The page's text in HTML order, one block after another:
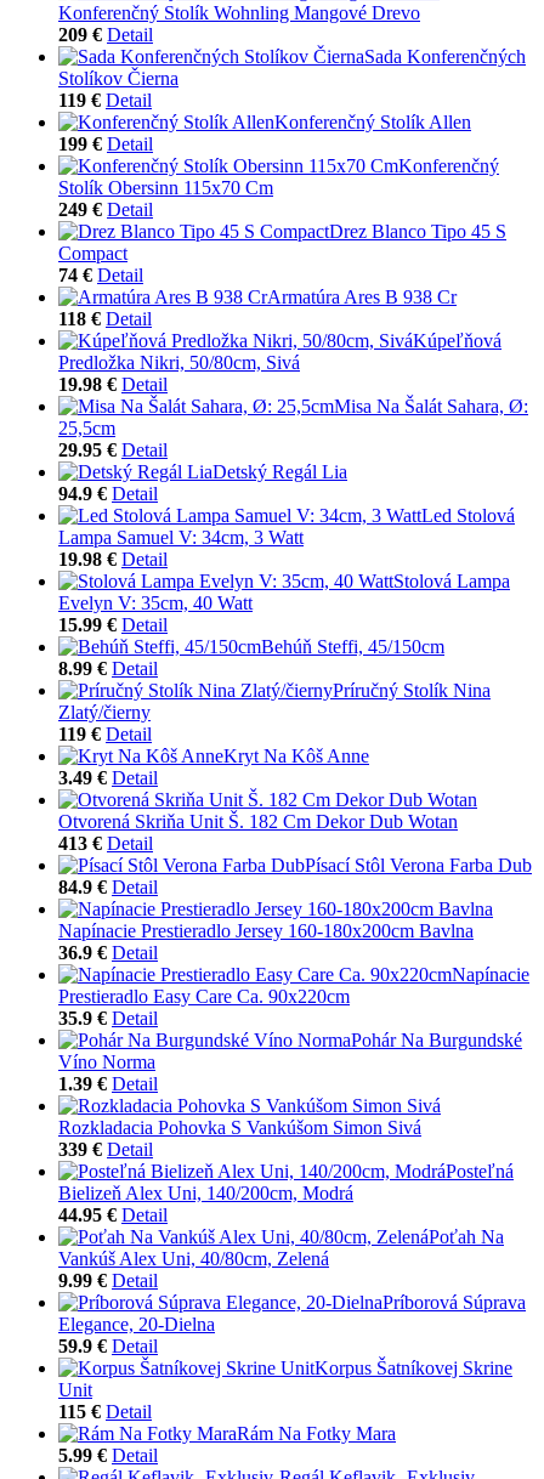
Konferenčný Stolík Wohnling Mangové Drevo
209 € Detail
Sada Konferenčných
Stolíkov Čierna
119 € Detail
Konferenčný Stolík Allen
199 € Detail
Konferenčný
Stolík Obersinn 115x70 Cm
249 € Detail
Drez Blanco Tipo 45 S
Compact
74 € Detail
Armatúra Ares B 938 Cr
118 € Detail
Kúpeľňová
Predložka Nikri, 50/80cm, Sivá
19.98 € Detail
Misa Na Šalát Sahara, Ø:
25,5cm
29.95 € Detail
Detský Regál Lia
94.9 € Detail
Led Stolová
Lampa Samuel V: 34cm, 3 Watt
19.98 € Detail
Stolová Lampa
Evelyn V: 35cm, 40 Watt
15.99 € Detail
Behúň Steffi, 45/150cm
8.99 € Detail
Príručný Stolík Nina
Zlatý/čierny
119 € Detail
Kryt Na Kôš Anne
3.49 € Detail
Otvorená Skriňa Unit Š. 182 Cm Dekor Dub Wotan
413 € Detail
Písací Stôl Verona Farba Dub
84.9 € Detail
Napínacie Prestieradlo Jersey 160-180x200cm Bavlna
36.9 € Detail
Napínacie
Prestieradlo Easy Care Ca. 90x220cm
35.9 € Detail
Pohár Na Burgundské
Víno Norma
1.39 € Detail
Rozkladacia Pohovka S Vankúšom Simon Sivá
339 € Detail
Posteľná
Bielizeň Alex Uni, 140/200cm, Modrá
44.95 € Detail
Poťah Na
Vankúš Alex Uni, 40/80cm, Zelená
9.99 € Detail
Príborová Súprava
Elegance, 20-Dielna
59.9 € Detail
Korpus Šatníkovej Skrine
Unit
115 € Detail
Rám Na Fotky Mara
5.99 € Detail